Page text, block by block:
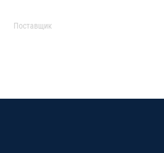
Поставщик